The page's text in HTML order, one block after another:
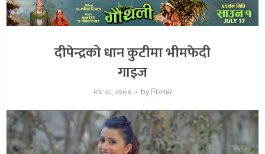
दीपेन्द्रको धान कुटीमा भीमफेदी
गाइज
माघ २८, २०७४ byचित्रलहर